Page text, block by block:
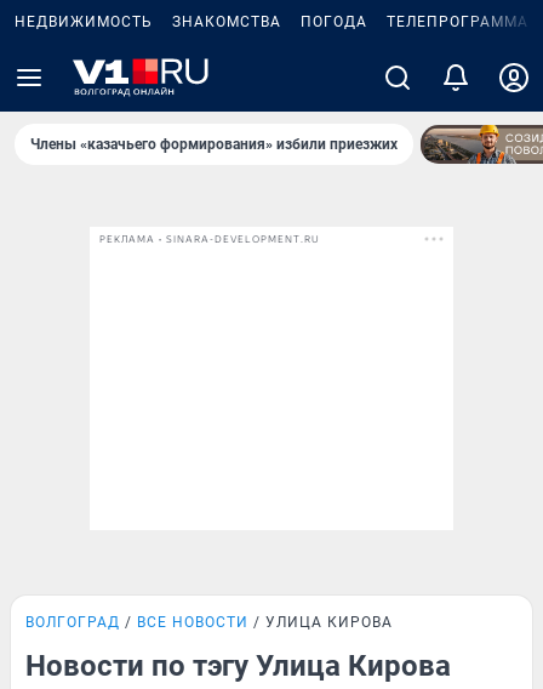
НЕДВИЖИМОСТЬ ЗНАКОМСТВА ПОГОДА ТЕЛЕПРОГРАММА
Члены «казачьего формирования» избили приезжих
РЕКЛАМА • SINARA-DEVELOPMENT.RU
ВОЛГОГРАД ВСЕ НОВОСТИ УЛИЦА КИРОВА
Новости по тэгу Улица Кирова